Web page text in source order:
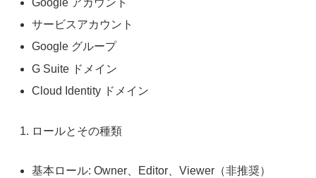
Google アカウント
サービスアカウント
Google グループ
G Suite ドメイン
Cloud Identity ドメイン
ロールとその種類
基本ロール: Owner、Editor、Viewer（非推奨）